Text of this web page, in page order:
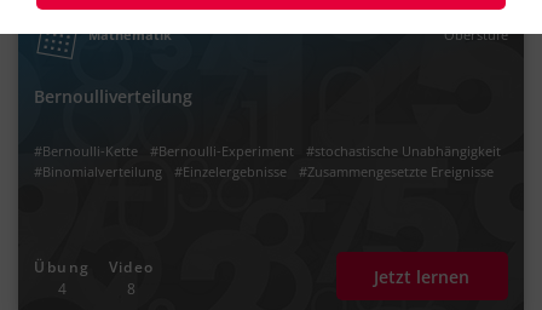
Mathematik Oberstufe
Bernoulliverteilung
#Bernoulli-Kette #Bernoulli-Experiment
#stochastische Unabhängigkeit
#Binomialverteilung
#Einzelergebnisse #Zusammengesetzte Ereignisse
Übung
4
Video
8
Jetzt lernen